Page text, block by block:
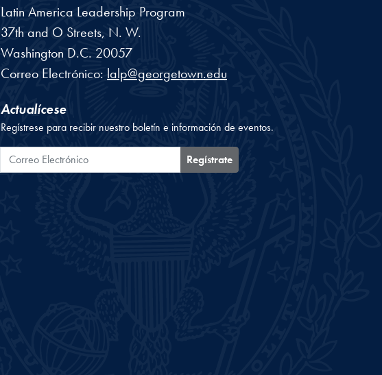
Latin America Leadership Program
37th and O Streets, N. W.
Washington D.C. 20057
Correo Electrónico: lalp@georgetown.edu
Actualícese
Regístrese para recibir nuestro boletín e información de eventos.
Correo Electrónico Regístrate